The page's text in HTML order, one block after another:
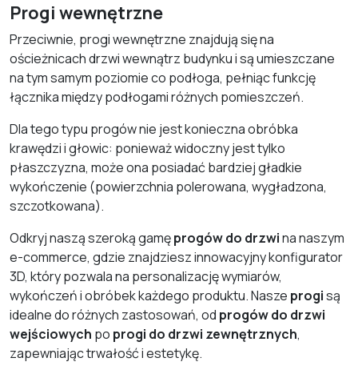
Progi wewnętrzne
Przeciwnie, progi wewnętrzne znajdują się na
ościeżnicach drzwi wewnątrz budynku i są umieszczane
na tym samym poziomie co podłoga, pełniąc funkcję
łącznika między podłogami różnych pomieszczeń.
Dla tego typu progów nie jest konieczna obróbka
krawędzi i głowic: ponieważ widoczny jest tylko
płaszczyzna, może ona posiadać bardziej gładkie
wykończenie (powierzchnia polerowana, wygładzona,
szczotkowana).
Odkryj naszą szeroką gamęprogów do drzwina naszym
e-commerce, gdzie znajdziesz innowacyjny konfigurator
3D, który pozwala na personalizację wymiarów,
wykończeń i obróbek każdego produktu. Nasze progisą
idealne do różnych zastosowań, od progów do drzwi
wejściowych po progi do drzwi zewnętrznych,
zapewniając trwałość i estetykę.